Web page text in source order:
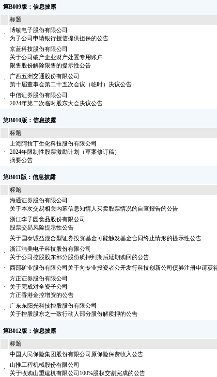
第B009版：信息披露
标题
·
博敏电子股份有限公司
为子公司申请银行授信提供担保的公告
·
京蓝科技股份有限公司
关于公司破产企业财产处置专用账户
限售股份解除限售的提示性公告
·
广西五洲交通股份有限公司
第十届董事会第二十五次会议（临时）决议公告
·
中信证券股份有限公司
2024年第二次临时股东大会决议公告
第B010版：信息披露
标题
·
上海阿拉丁生化科技股份有限公司
2024年限制性股票激励计划（草案修订稿）
摘要公告
第B011版：信息披露
标题
·
海通证券股份有限公司
关于本次交易相关内幕信息知情人买卖股票情况的自查报告的公告
·
浙江李子园食品股份有限公司
股票交易风险提示性公告
·
关于国泰诚益混合型证券投资基金可能触发基金合同终止情形的提示性公告
·
浙江洁美电子科技股份有限公司
关于公司控股股东部分股份质押到期后延期购回的公告
·
西部矿业股份有限公司关于向专业投资者公开发行科技创新公司债券注册申请获
·
方正证券股份有限公司
关于完成对全资子公司
方正香港金控增资的公告
·
广东东阳光科技控股股份有限公司
关于控股股东之一致行动人部分股份解质押的公告
第B012版：信息披露
标题
·
中国人民保险集团股份有限公司原保险保费收入公告
·
山推工程机械股份有限公司
关于收购山重建机有限公司100%股权交割完成的公告